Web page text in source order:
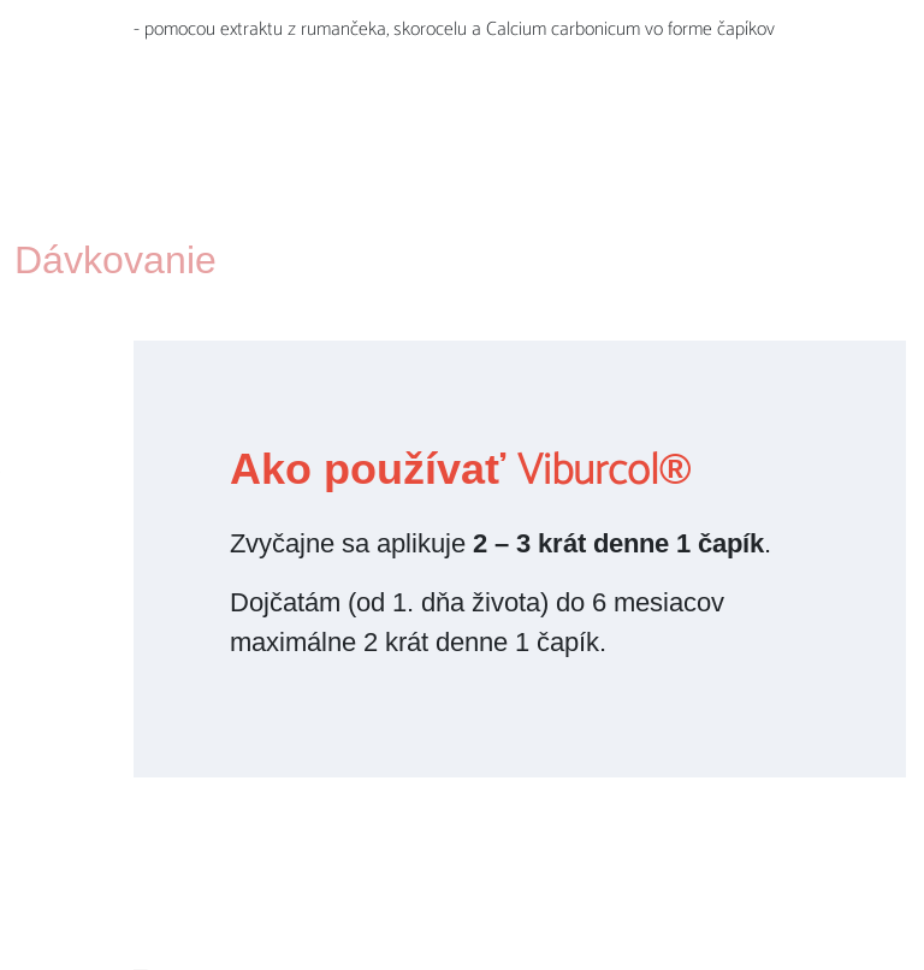
- pomocou extraktu z rumančeka, skorocelu a Calcium carbonicum vo forme čapíkov
Dávkovanie
Ako používať Viburcol®
Zvyčajne sa aplikuje 2 – 3 krát denne 1 čapík.
Dojčatám (od 1. dňa života) do 6 mesiacov
maximálne 2 krát denne 1 čapík.